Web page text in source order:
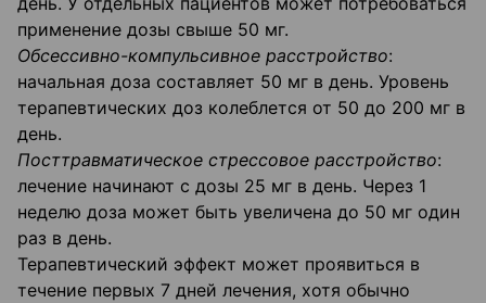
применение дозы свыше 50 мг.
Обсессивно-компульсивное расстройство:
начальная доза составляет 50 мг в день. Уровень
терапевтических доз колеблется от 50 до 200 мг в
день.
Посттравматическое стрессовое расстройство:
лечение начинают с дозы 25 мг в день. Через 1
неделю доза может быть увеличена до 50 мг один
раз в день.
Терапевтический эффект может проявиться в
течение первых 7 дней лечения, хотя обычно